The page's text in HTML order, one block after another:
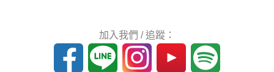
加入我們 / 追蹤：